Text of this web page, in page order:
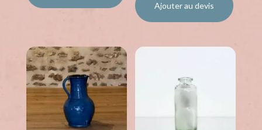
Ajouter au devis